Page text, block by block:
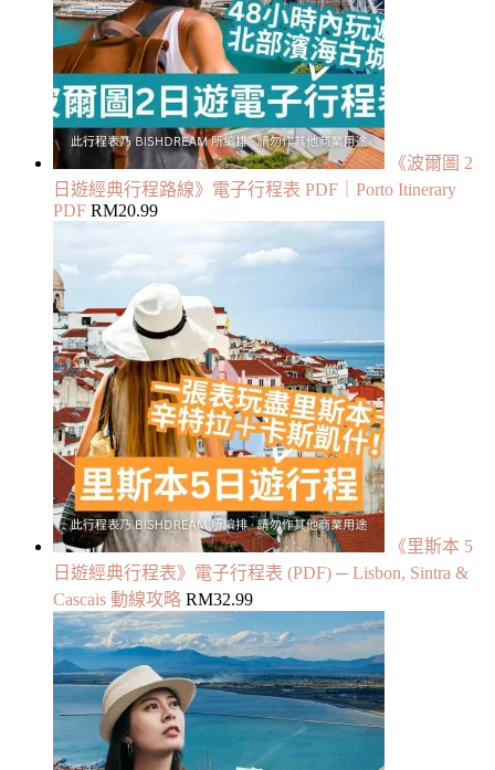
《波爾圖 2
日遊經典行程路線》電子行程表 PDF｜Porto Itinerary
PDF RM20.99
《里斯本 5
日遊經典行程表》電子行程表 (PDF) ─ Lisbon, Sintra &
Cascais 動線攻略 RM32.99